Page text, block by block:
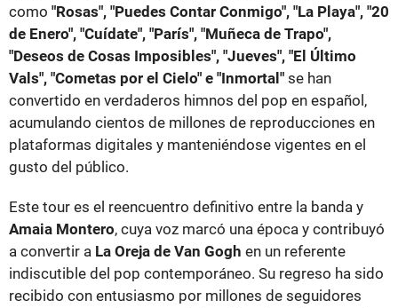
como "Rosas", "Puedes Contar Conmigo", "La Playa", "20
de Enero", "Cuídate", "París", "Muñeca de Trapo",
"Deseos de Cosas Imposibles", "Jueves", "El Último
Vals", "Cometas por el Cielo" e "Inmortal" se han
convertido en verdaderos himnos del pop en español,
acumulando cientos de millones de reproducciones en
plataformas digitales y manteniéndose vigentes en el
gusto del público.
Este tour es el reencuentro definitivo entre la banda y
Amaia Montero, cuya voz marcó una época y contribuyó
a convertir a La Oreja de Van Gogh en un referente
indiscutible del pop contemporáneo. Su regreso ha sido
recibido con entusiasmo por millones de seguidores